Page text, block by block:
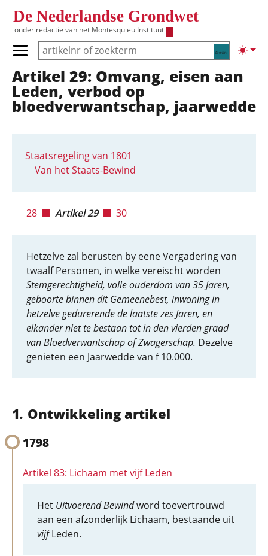
De Nederlandse Grondwet
onder redactie van het Montesquieu Instituut
Zoeken
Primair menu tonen/verbergen
Hoofdnavigatie
Artikel 29: Omvang, eisen aan
Leden, verbod op
bloedverwantschap, jaarwedde
Staatsregeling van 1801
Van het Staats-Bewind
28 Artikel 29 30
Hetzelve zal berusten by eene Vergadering van
twaalf Personen, in welke vereischt worden
Stemgerechtigheid, volle ouderdom van 35 Jaren,
geboorte binnen dit Gemeenebest, inwoning in
hetzelve gedurerende de laatste zes Jaren, en
elkander niet te bestaan tot in den vierden graad
van Bloedverwantschap of Zwagerschap. Dezelve
genieten een Jaarwedde van f 10.000.
Ontwikkeling artikel
1798
Artikel 83: Lichaam met vijf Leden
Het Uitvoerend Bewindword toevertrouwd
aan een afzonderlijk Lichaam, bestaande uit
vijfLeden.